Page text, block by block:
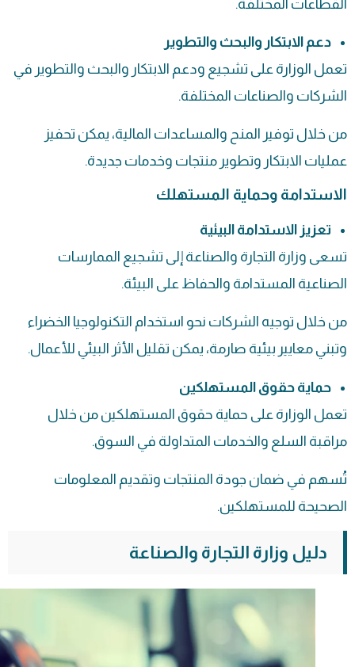
القطاعات المختلفة.
دعم الابتكار والبحث والتطوير
تعمل الوزارة على تشجيع ودعم الابتكار والبحث والتطوير في
الشركات والصناعات المختلفة.
من خلال توفير المنح والمساعدات المالية، يمكن تحفيز
عمليات الابتكار وتطوير منتجات وخدمات جديدة.
الاستدامة وحماية المستهلك
تعزيز الاستدامة البيئية
تسعى وزارة التجارة والصناعة إلى تشجيع الممارسات
الصناعية المستدامة والحفاظ على البيئة.
من خلال توجيه الشركات نحو استخدام التكنولوجيا الخضراء
وتبني معايير بيئية صارمة، يمكن تقليل الأثر البيئي للأعمال.
حماية حقوق المستهلكين
تعمل الوزارة على حماية حقوق المستهلكين من خلال
مراقبة السلع والخدمات المتداولة في السوق.
تُسهم في ضمان جودة المنتجات وتقديم المعلومات
الصحيحة للمستهلكين.
دليل وزارة التجارة والصناعة